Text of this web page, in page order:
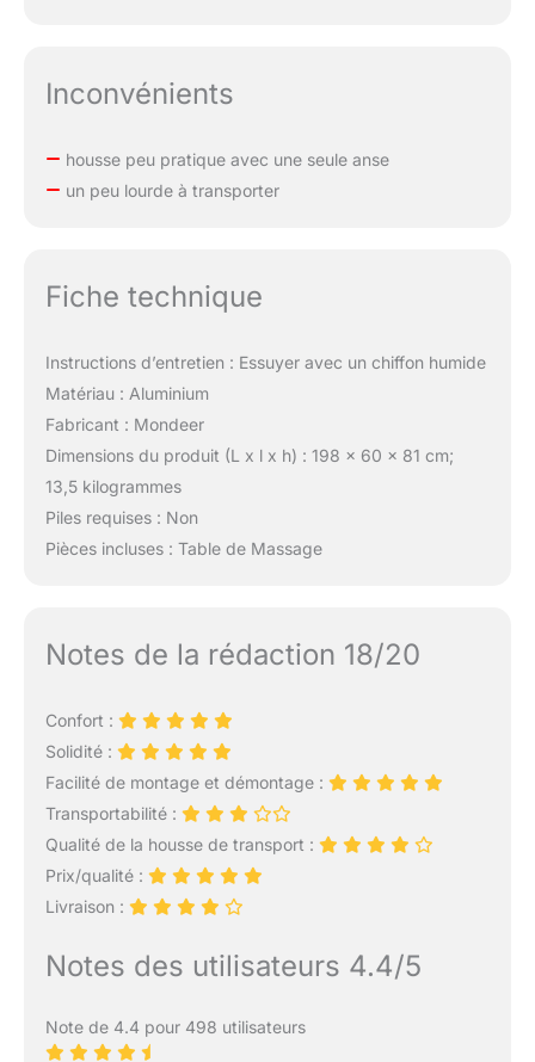
Inconvénients
housse peu pratique avec une seule anse
un peu lourde à transporter
Fiche technique
Instructions d’entretien : Essuyer avec un chiffon humide
Matériau : Aluminium
Fabricant : Mondeer
Dimensions du produit (L x l x h) : 198 x 60 x 81 cm;
13,5 kilogrammes
Piles requises : Non
Pièces incluses : Table de Massage
Notes de la rédaction 18/20
Confort :
Solidité :
Facilité de montage et démontage :
Transportabilité :
Qualité de la housse de transport :
Prix/qualité :
Livraison :
Notes des utilisateurs 4.4/5
Note de 4.4 pour 498 utilisateurs